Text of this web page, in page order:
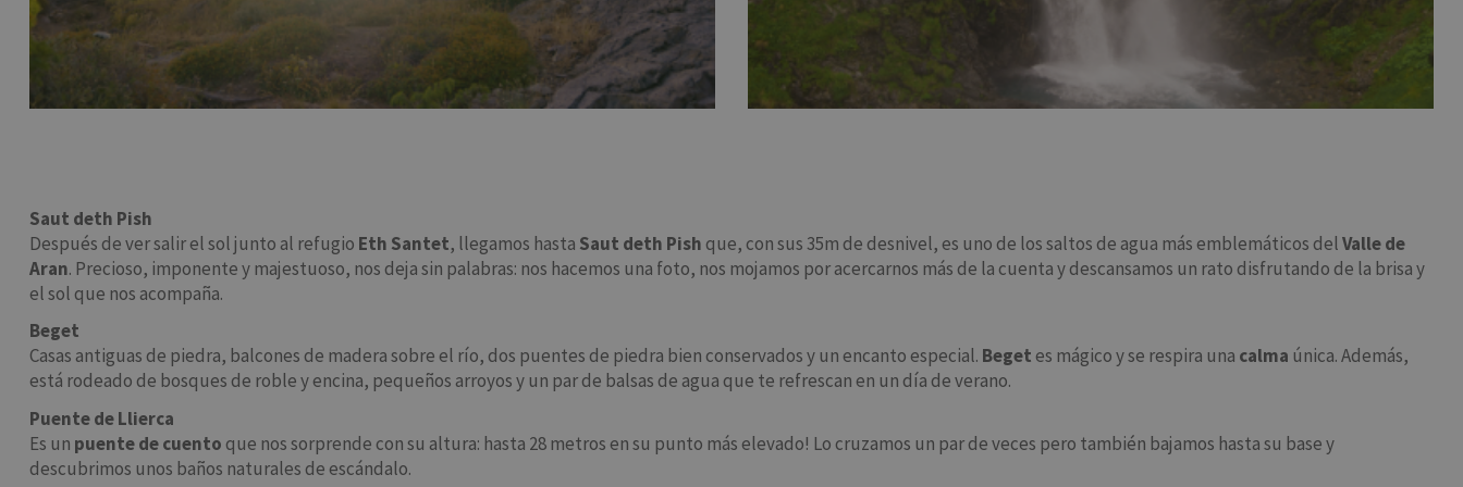
Saut deth Pish
Después de ver salir el sol junto al refugio Eth Santet, llegamos hasta Saut deth Pish que, con sus 35m de desnivel, es uno de los saltos de agua más emblemáticos delValle de
Aran. Precioso, imponente y majestuoso, nos deja sin palabras: nos hacemos una foto, nos mojamos por acercarnos más de la cuenta y descansamos un rato disfrutando de la brisa y
el sol que nos acompaña.
Beget
Casas antiguas de piedra, balcones de madera sobre el río, dos puentes de piedra bien conservados y un encanto especial. Beget es mágico y se respira una calma única. Además,
está rodeado de bosques de roble y encina, pequeños arroyos y un par de balsas de agua que te refrescan en un día de verano.
Puente de Llierca
Es un puente de cuento que nos sorprende con su altura: hasta 28 metros en su punto más elevado! Lo cruzamos un par de veces pero también bajamos hasta su base y
descubrimos unos baños naturales de escándalo.